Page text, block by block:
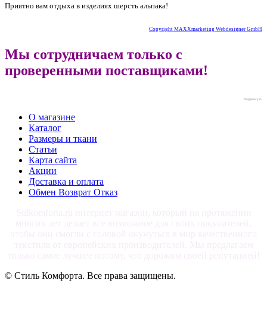
Приятно вам отдыха в изделиях шерсть альпака!
Copyright MAXXmarketing Webdesigner GmbH
Мы сотрудничаем только с
проверенными поставщиками!
blogjquery.ru
О магазине
Каталог
Размеры и ткани
Статьи
Карта сайта
Акции
Доставка и оплата
Обмен Возврат Отказ
© Стиль Комфорта. Все права защищены.